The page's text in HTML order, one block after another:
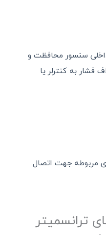
سنسور محافظت و
فشار به کنترلر یا
مربوطه جهت اتصال
ترانسمیتر